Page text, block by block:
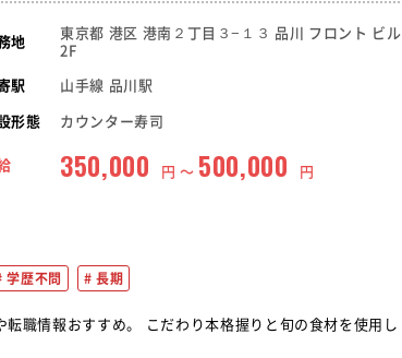
地
東京都 港区 港南２丁目３−１３ 品川 フロント ビル
2F
駅 山手線 品川駅
形態 カウンター寿司
350,000 円 〜 500,000 円
学歴不問 長期
本格握りと旬の食材を使用し